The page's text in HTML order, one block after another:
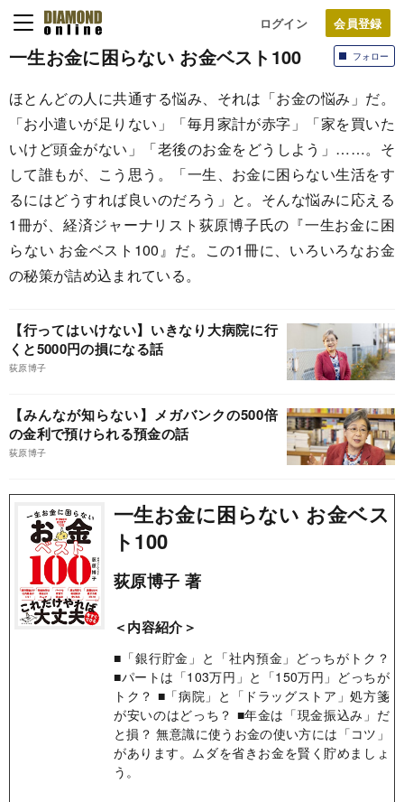
ログイン
フォロー
一生お金に困らない お金ベスト100
ほとんどの人に共通する悩み、それは「お金の悩み」だ。
「お小遣いが足りない」「毎月家計が赤字」「家を買いた
いけど頭金がない」「老後のお金をどうしよう」……。そ
して誰もが、こう思う。「一生、お金に困らない生活をす
るにはどうすれば良いのだろう」と。そんな悩みに応える
1冊が、経済ジャーナリスト荻原博子氏の『一生お金に困
らない お金ベスト100』だ。この1冊に、いろいろなお金
の秘策が詰め込まれている。
【行ってはいけない】いきなり大病院に行
くと5000円の損になる話
荻原博子
【みんなが知らない】メガバンクの500倍
の金利で預けられる預金の話
荻原博子
一生お金に困らない お金ベス
ト100
荻原博子 著
＜内容紹介＞
■「銀行貯金」と「社内預金」どっちがトク？
■パートは「103万円」と「150万円」どっちが
トク？ ■「病院」と「ドラッグストア」処方箋
が安いのはどっち？ ■年金は「現金振込み」だ
と損？ 無意識に使うお金の使い方には「コツ」
があります。ムダを省きお金を賢く貯めましょ
う。